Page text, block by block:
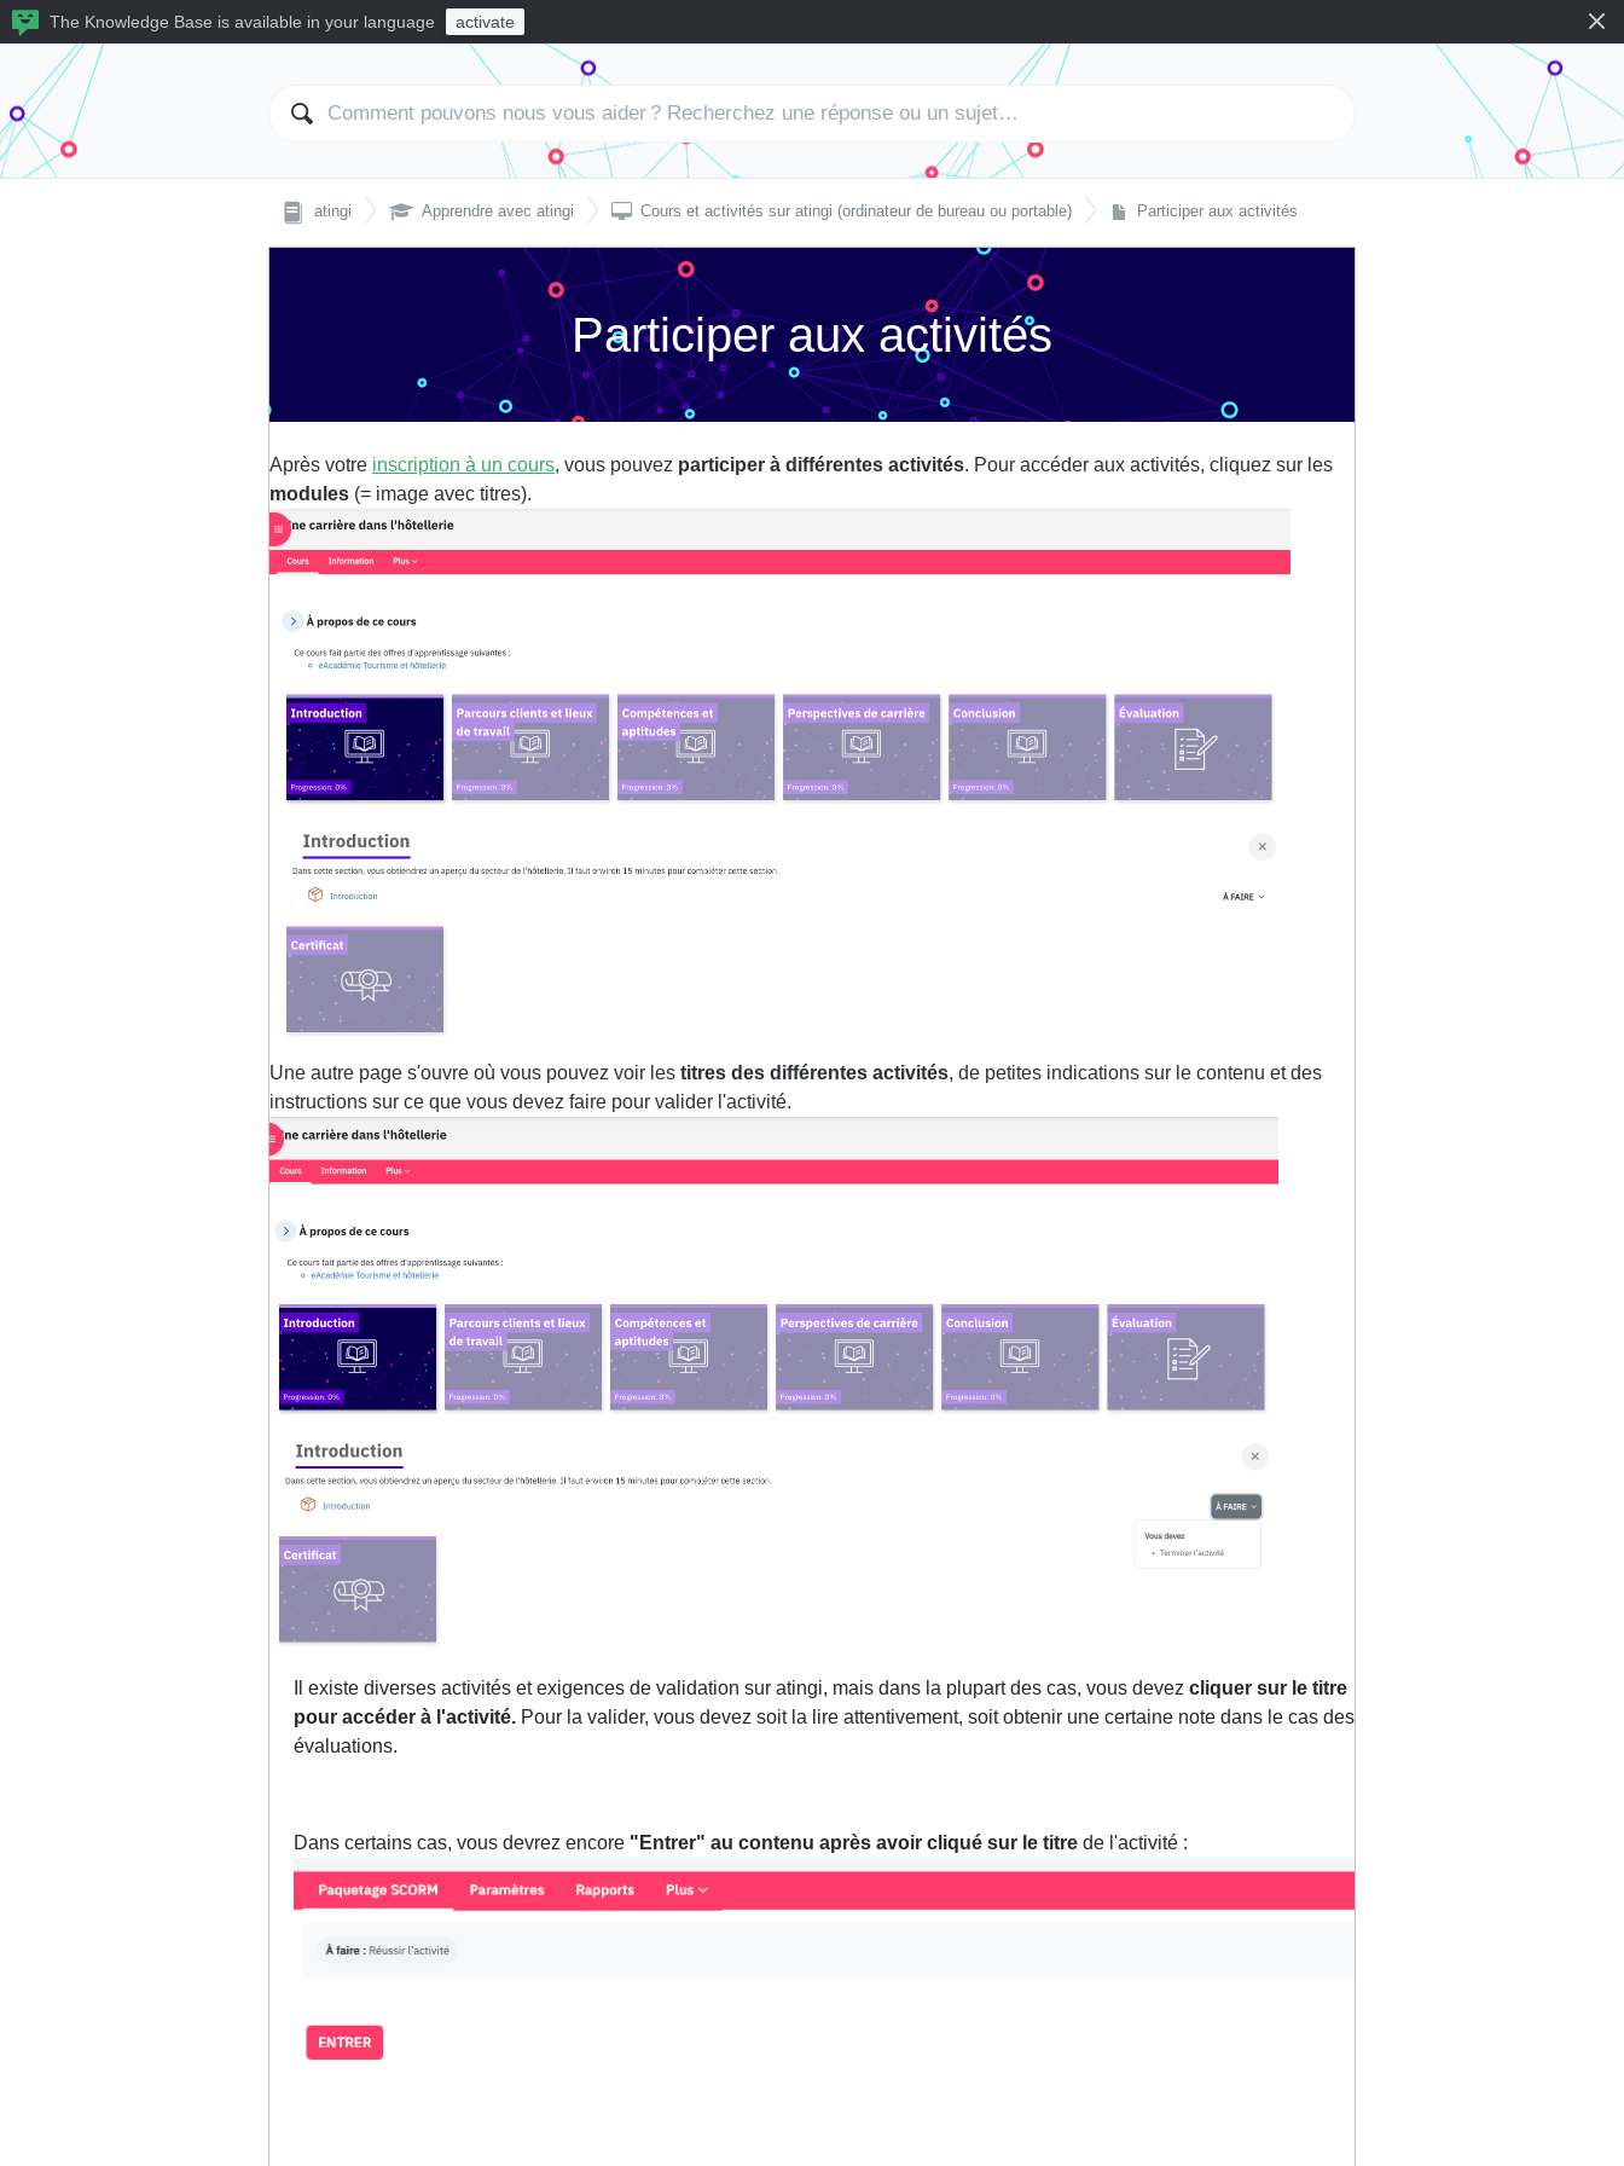
The Knowledge Base is available in your language activate
atingi  Apprendre avec atingi  Cours et activités sur atingi (ordinateur de bureau ou portable) Participer aux activités
Participer aux activités
Après votre inscription à un cours, vous pouvez participer à différentes activités. Pour accéder aux activités, cliquez sur les
modules (= image avec titres).
Une autre page s'ouvre où vous pouvez voir les titres des différentes activités, de petites indications sur le contenu et des
instructions sur ce que vous devez faire pour valider l'activité.
Il existe diverses activités et exigences de validation sur atingi, mais dans la plupart des cas, vous devez cliquer sur le titre
pour accéder à l'activité. Pour la valider, vous devez soit la lire attentivement, soit obtenir une certaine note dans le cas des
évaluations.
Dans certains cas, vous devrez encore "Entrer" au contenu après avoir cliqué sur le titre de l'activité :